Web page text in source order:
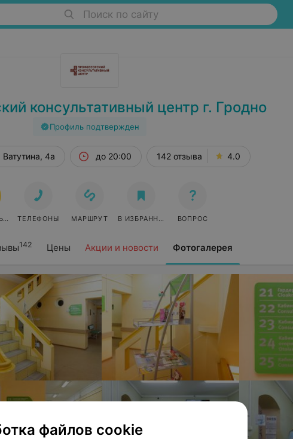
Поиск по сайту
консультативный центр г. Гродно
Профиль подтвержден
142 Цены Акции и новости Фотогалерея
Ватутина, 4а до 20:00 142 отзыва 4.0
ТЕЛЕФОНЫ МАРШРУТ В ИЗБРАННОЕ ВОПРОС
файлов cookie